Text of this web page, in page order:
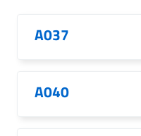
A037
A040